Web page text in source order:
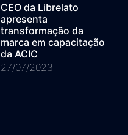
CEO da Librelato
apresenta
transformação da
marca em capacitação
da ACIC
27/07/2023